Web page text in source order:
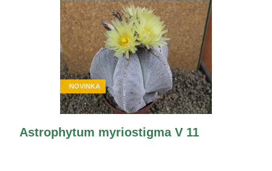
NOVINKA
Astrophytum myriostigma V 11